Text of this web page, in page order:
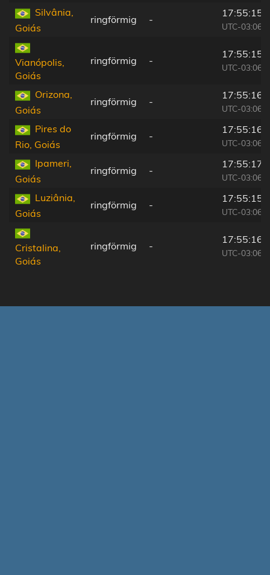
Silvânia,
Goiás
ringförmig -
17:55:15
UTC-03:06
Vianópolis,
Goiás
ringförmig -
17:55:15
UTC-03:06
Orizona,
Goiás
ringförmig -
17:55:16
UTC-03:06
Pires do
Rio, Goiás
ringförmig -
17:55:16
UTC-03:06
Ipameri,
Goiás
ringförmig -
17:55:17
UTC-03:06
Luziânia,
Goiás
ringförmig -
17:55:15
UTC-03:06
Cristalina,
Goiás
ringförmig -
17:55:16
UTC-03:06